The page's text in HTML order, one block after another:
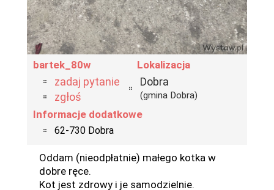
bartek_80w
zadaj pytanie
zgłoś
Lokalizacja
Dobra
(gmina Dobra)
Informacje dodatkowe
62-730 Dobra
Oddam (nieodpłatnie) małego kotka w
dobre ręce.
Kot jest zdrowy i je samodzielnie.